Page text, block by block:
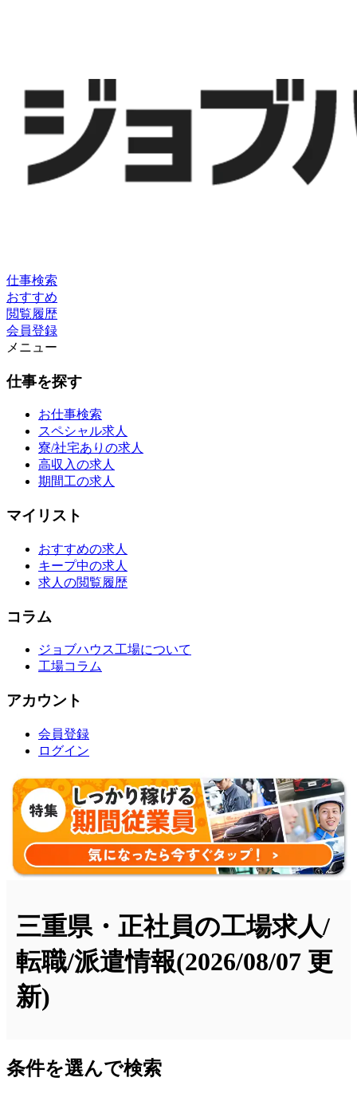
仕事検索
おすすめ
閲覧履歴
会員登録
メニュー
仕事を探す
お仕事検索
スペシャル求人
寮/社宅ありの求人
高収入の求人
期間工の求人
マイリスト
おすすめの求人
キープ中の求人
求人の閲覧履歴
コラム
ジョブハウス工場について
工場コラム
アカウント
会員登録
ログイン
三重県・正社員の工場求人/
転職/派遣情報(2026/08/07 更
新)
条件を選んで検索